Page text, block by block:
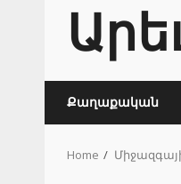
Քաղաքական
Home